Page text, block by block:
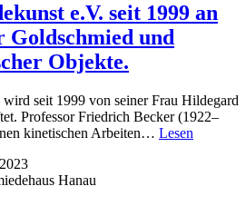
e.V. seit 1999 an
Goldschmied und
Objekte.
seit 1999 von seiner Frau Hildegard
Professor Friedrich Becker (1922–
kinetischen Arbeiten… Lesen
Hanau